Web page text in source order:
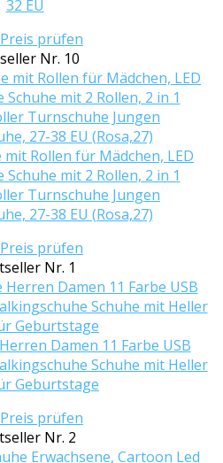
32 EU
prüfen
Nr. 10
Rollen für Mädchen, LED
mit 2 Rollen, 2 in 1
Turnschuhe Jungen
27-38 EU (Rosa,27)
prüfen
Nr. 1
Damen 11 Farbe USB
Schuhe mit Heller
Geburtstage
prüfen
Nr. 2